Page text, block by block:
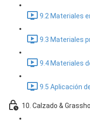
9.2 Materiales
9.3 Materiales
9.4 Materiales
9.5 Aplicación
10. Calzado &